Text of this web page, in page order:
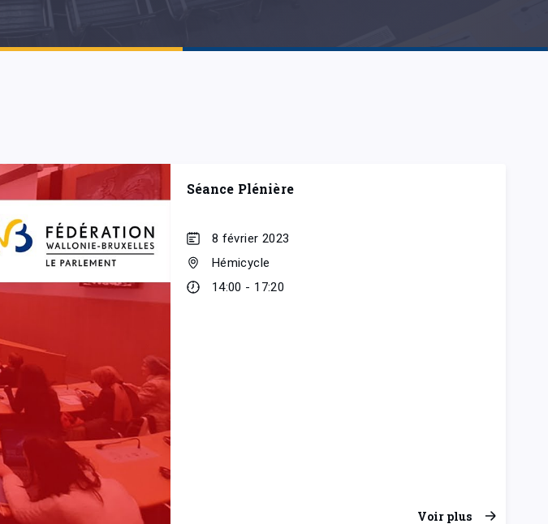
Séance Plénière
8 février 2023
Hémicycle
14:00 - 17:20
Voir plus